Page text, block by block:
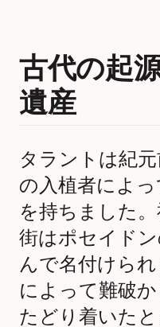
古代の起
遺産
タラントは紀
の入植者によ
を持ちました
街はポセイド
んで名付けら
によって難破
たどり着いた